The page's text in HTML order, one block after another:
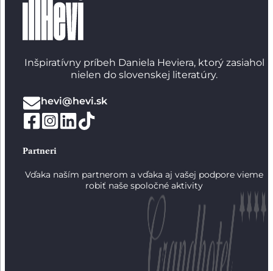
Inšpiratívny príbeh Daniela Heviera, ktorý zasiahol
nielen do slovenskej literatúry.
hevi@hevi.sk
Partneri
Vďaka naším partnerom a vďaka aj vašej podpore vieme
robiť naše spoločné aktivity